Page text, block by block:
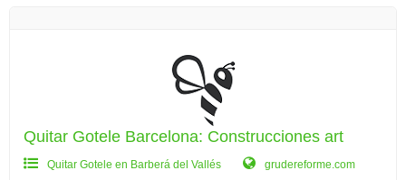
Quitar Gotele Barcelona: Construcciones art
Quitar Gotele en Barberá del Vallés grudereforme.com